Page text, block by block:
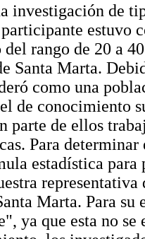
investigación de
estuvo
del rango de 20 a
Santa Marta.
como una
de conocimiento
parte de ellos
Para
estadística
Marta. Para
ya que esta no